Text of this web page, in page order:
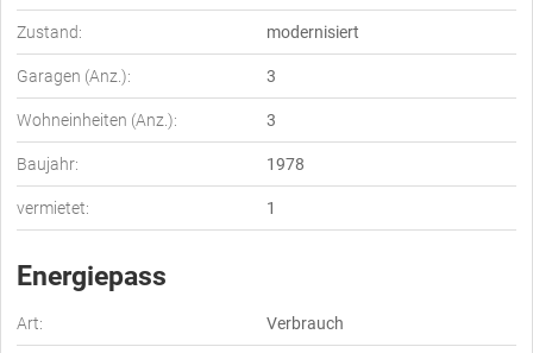
Zustand: modernisiert
Garagen (Anz.): 3
Wohneinheiten (Anz.): 3
Baujahr: 1978
vermietet: 1
Energiepass
Art: Verbrauch